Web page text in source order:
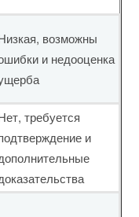
возможны
и недооценка
требуется
и